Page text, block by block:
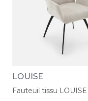
LOUISE
Fauteuil tissu LOUISE